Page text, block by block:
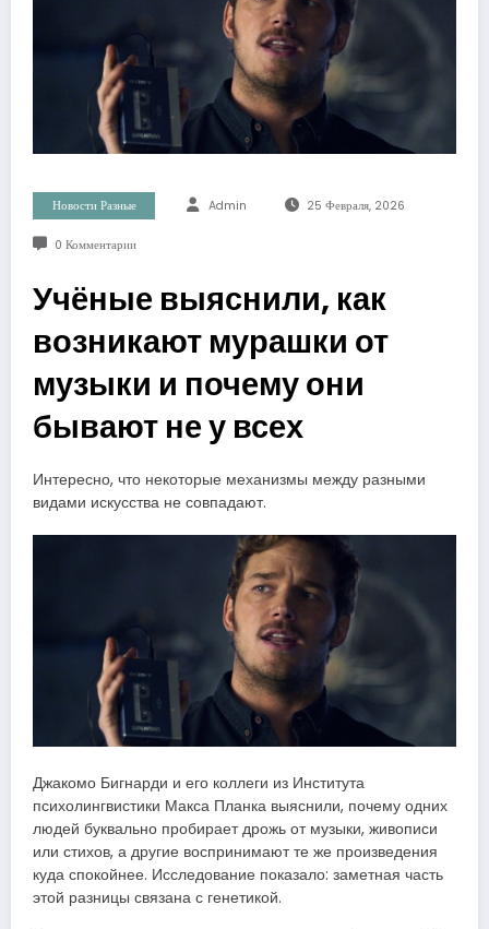
Новости Разные Admin 25 Февраля, 2026
0 Комментарии
Учёные выяснили, как
возникают мурашки от
музыки и почему они
бывают не у всех
Интересно, что некоторые механизмы между разными
видами искусства не совпадают.
Джакомо Бигнарди и его коллеги из Института
психолингвистики Макса Планка выяснили, почему одних
людей буквально пробирает дрожь от музыки, живописи
или стихов, а другие воспринимают те же произведения
куда спокойнее. Исследование показало: заметная часть
этой разницы связана с генетикой.